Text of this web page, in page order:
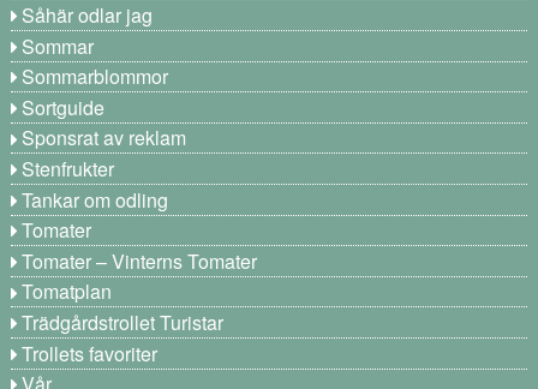
Såhär odlar jag
Sommar
Sommarblommor
Sortguide
Sponsrat av reklam
Stenfrukter
Tankar om odling
Tomater
Tomater – Vinterns Tomater
Tomatplan
Trädgårdstrollet Turistar
Trollets favoriter